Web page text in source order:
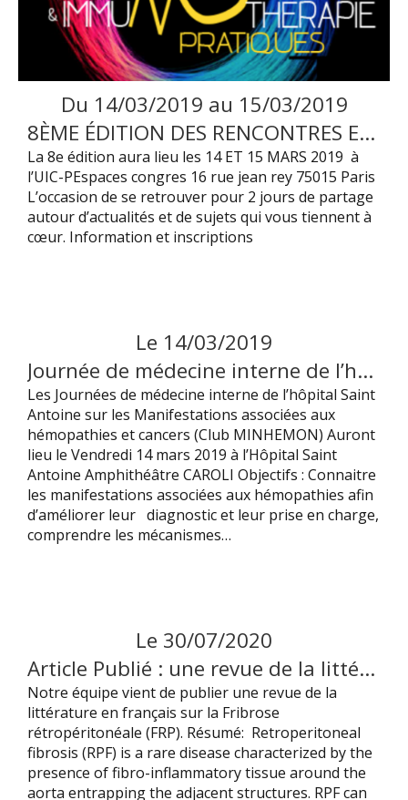
Du 14/03/2019 au 15/03/2019
8ÈME ÉDITION DES RENCONTRES EN IMMUNOLOGIE ET IMMUNOTHÉRAPIE PRATIQUES (RIIP)
La 8e édition aura lieu les 14 ET 15 MARS 2019 à
l’UIC-PEspaces congres 16 rue jean rey 75015 Paris
L’occasion de se retrouver pour 2 jours de partage
autour d’actualités et de sujets qui vous tiennent à
cœur. Information et inscriptions
Le 14/03/2019
Journée de médecine interne de l’hôpital Saint-Antoine : manifestations associées aux hémopathies et aux cancers
Les Journées de médecine interne de l’hôpital Saint
Antoine sur les Manifestations associées aux
hémopathies et cancers (Club MINHEMON) Auront
lieu le Vendredi 14 mars 2019 à l’Hôpital Saint
Antoine Amphithéâtre CAROLI Objectifs : Connaitre
les manifestations associées aux hémopathies afin
d’améliorer leur diagnostic et leur prise en charge,
comprendre les mécanismes…
Le 30/07/2020
Article Publié : une revue de la littérature sur la Fibrose Rétro Péritonéale (en francais)
Notre équipe vient de publier une revue de la
littérature en français sur la Fribrose
rétropéritonéale (FRP). Résumé: Retroperitoneal
fibrosis (RPF) is a rare disease characterized by the
presence of fibro-inflammatory tissue around the
aorta entrapping the adjacent structures. RPF can